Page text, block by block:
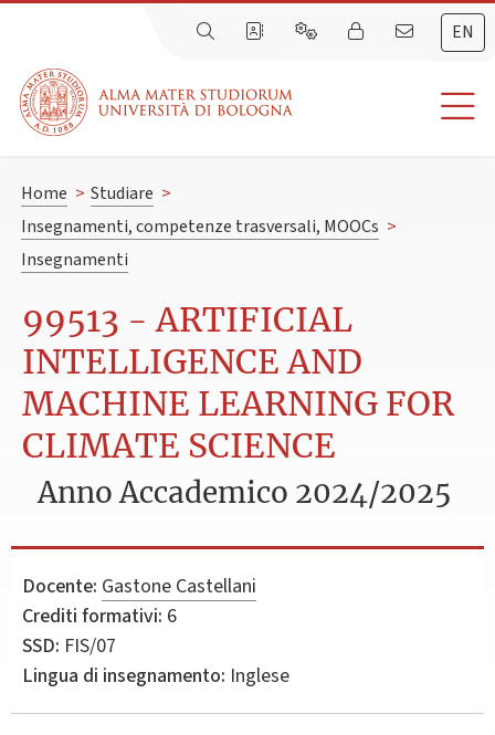
EN
Home > Studiare >
Insegnamenti, competenze trasversali, MOOCs >
Insegnamenti
99513 - ARTIFICIAL
INTELLIGENCE AND
MACHINE LEARNING FOR
CLIMATE SCIENCE
Anno Accademico 2024/2025
Docente: Gastone Castellani
Crediti formativi: 6
SSD: FIS/07
Lingua di insegnamento: Inglese